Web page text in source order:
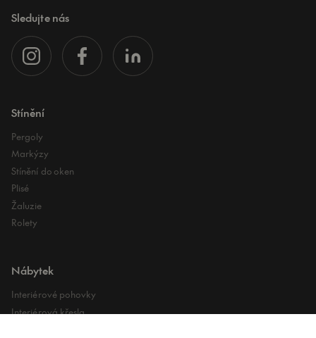
Sledujte nás
Stínění
Pergoly
Markýzy
Stínění do oken
Plisé
Žaluzie
Rolety
Nábytek
Interiérové pohovky
Interiérová křesla